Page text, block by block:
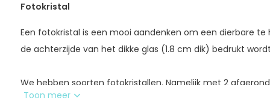
Fotokristal
Een fotokristal is een mooi aandenken om een dierbare
de achterzijde van het dikke glas (1.8 cm dik) bedrukt
We hebben soorten fotokristallen. Namelijk met 2
hoeken.
Toon meer